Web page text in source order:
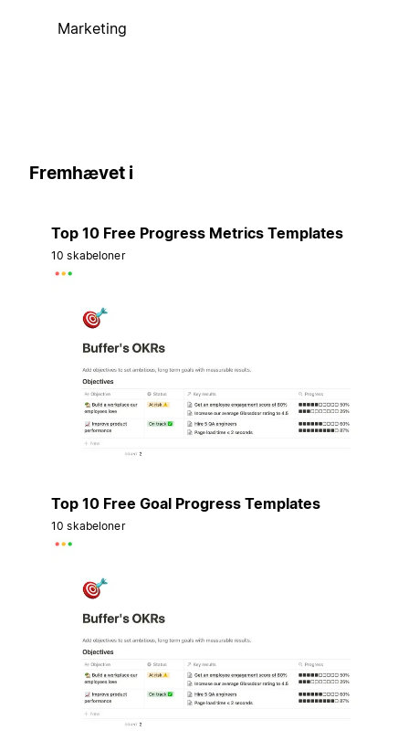
Marketing
Fremhævet i
Top 10 Free Progress Metrics Templates
10 skabeloner
Top 10 Free Goal Progress Templates
10 skabeloner